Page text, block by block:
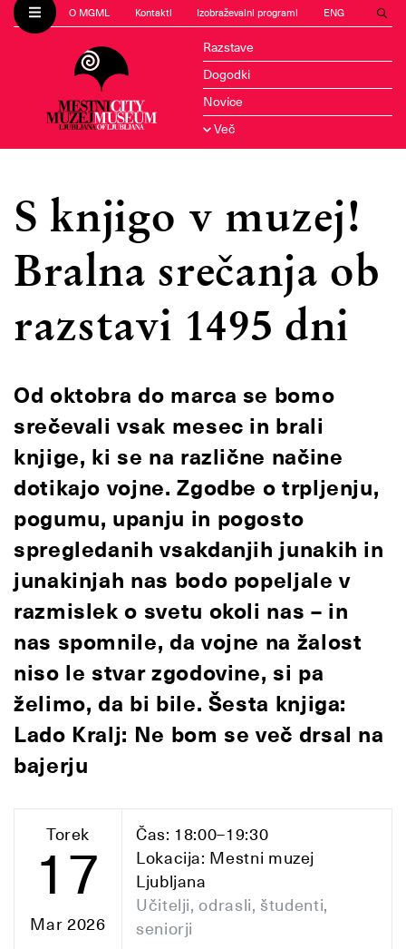
O MGML Kontakti Izobraževalni programi ENG
Razstave
Dogodki
Novice
Več
S knjigo v muzej!
Bralna srečanja ob
razstavi 1495 dni
Od oktobra do marca se bomo
srečevali vsak mesec in brali
knjige, ki se na različne načine
dotikajo vojne. Zgodbe o trpljenju,
pogumu, upanju in pogosto
spregledanih vsakdanjih junakih in
junakinjah nas bodo popeljale v
razmislek o svetu okoli nas – in
nas spomnile, da vojne na žalost
niso le stvar zgodovine, si pa
želimo, da bi bile. Šesta knjiga:
Lado Kralj: Ne bom se več drsal na
bajerju
Torek
17
Mar 2026
Čas: 18:00–19:30
Lokacija: Mestni muzej
Ljubljana
Učitelji, odrasli, študenti,
seniorji